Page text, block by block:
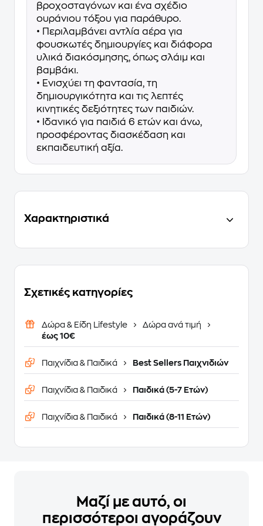
βροχοσταγόνων και ένα σχέδιο
ουράνιου τόξου για παράθυρο.
• Περιλαμβάνει αντλία αέρα για
φουσκωτές δημιουργίες και διάφορα
υλικά διακόσμησης, όπως σλάιμ και
βαμβάκι.
• Ενισχύει τη φαντασία, τη
δημιουργικότητα και τις λεπτές
κινητικές δεξιότητες των παιδιών.
• Ιδανικό για παιδιά 6 ετών και άνω,
προσφέροντας διασκέδαση και
εκπαιδευτική αξία.
Χαρακτηριστικά
Σχετικές κατηγορίες
Δώρα & Είδη Lifestyle
Δώρα ανά τιμή
έως 10€
Παιχνίδια & Παιδικά Best Sellers Παιχνιδιών
Παιχνίδια & Παιδικά Παιδικά (5-7 Ετών)
Παιχνίδια & Παιδικά Παιδικά (8-11 Ετών)
Μαζί με αυτό, οι
περισσότεροι αγοράζουν